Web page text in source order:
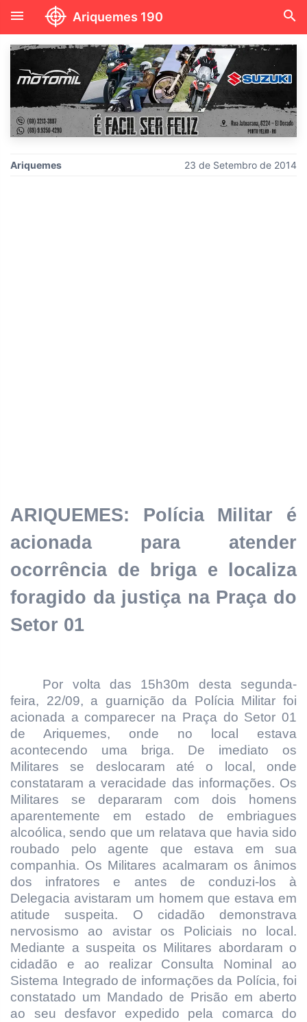
menu Ariquemes 190 search
Ariquemes 23 de Setembro de 2014
ARIQUEMES: Polícia Militar é
acionada para atender
ocorrência de briga e localiza
foragido da justiça na Praça do
Setor 01
Por volta das 15h30m desta segunda-
feira, 22/09, a guarnição da Polícia Militar foi
acionada a comparecer na Praça do Setor 01
de Ariquemes, onde no local estava
acontecendo uma briga. De imediato os
Militares se deslocaram até o local, onde
constataram a veracidade das informações. Os
Militares se depararam com dois homens
aparentemente em estado de embriagues
alcoólica, sendo que um relatava que havia sido
roubado pelo agente que estava em sua
companhia. Os Militares acalmaram os ânimos
dos infratores e antes de conduzi-los à
Delegacia avistaram um homem que estava em
atitude suspeita. O cidadão demonstrava
nervosismo ao avistar os Policiais no local.
Mediante a suspeita os Militares abordaram o
cidadão e ao realizar Consulta Nominal ao
Sistema Integrado de informações da Polícia, foi
constatado um Mandado de Prisão em aberto
ao seu desfavor expedido pela comarca do